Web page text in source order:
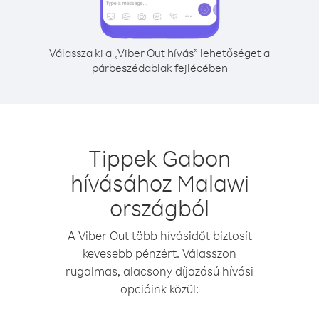
Válassza ki a „Viber Out hívás” lehetőséget a
párbeszédablak fejlécében
Tippek Gabon
hívásához Malawi
országból
A Viber Out több hívásidőt biztosít
kevesebb pénzért. Válasszon
rugalmas, alacsony díjazású hívási
opcióink közül: